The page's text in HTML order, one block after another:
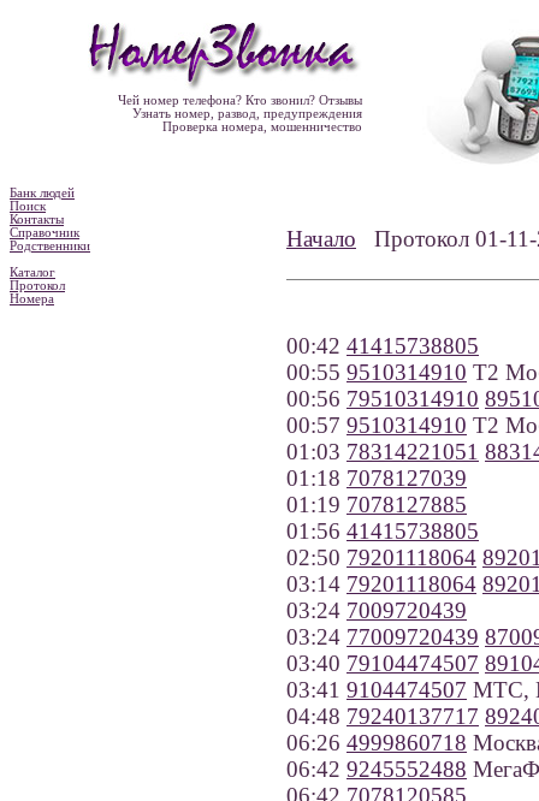
Чей номер телефона? Кто звонил? Отзывы
Узнать номер, развод, предупреждения
Проверка номера, мошенничество
Банк людей
Поиск
Контакты
Справочник
Родственники
Каталог
Протокол
Номера
Начало Протокол 01-
00:42 41415738805
00:55 9510314910 Т2
00:56 79510314910
00:57 9510314910 Т2
01:03 78314221051
01:18 7078127039
01:19 7078127885
01:56 41415738805
02:50 79201118064
03:14 79201118064
03:24 7009720439
03:24 77009720439
03:40 79104474507
03:41 9104474507 МТС,
04:48 79240137717
06:26 4999860718
06:42 9245552488
06:42 7078120585